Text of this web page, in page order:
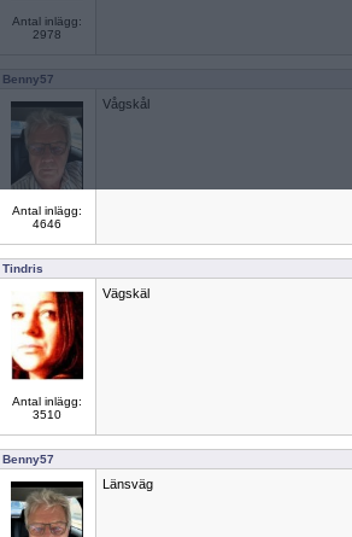
Antal inlägg:
2978
Benny57
Antal inlägg:
4646
Vågskål
Tindris
Antal inlägg:
3510
Vägskäl
Benny57
Länsväg